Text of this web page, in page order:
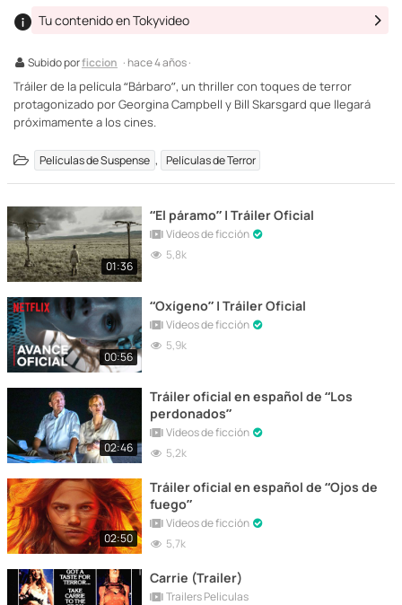
Subido porficcion · hace 4 años ·
Tu contenido en Tokyvideo
Tráiler de la película “Bárbaro”, un thriller con toques de terror
protagonizado por Georgina Campbell y Bill Skarsgard que llegará
próximamente a los cines.
Películas de Suspense , Películas de Terror
01:36
“El páramo” | Tráiler Oficial
Vídeos de ficción
5,8k
00:56
“Oxígeno” | Tráiler Oficial
Vídeos de ficción
5,9k
02:46
Tráiler oficial en español de “Los
perdonados”
Vídeos de ficción
5,2k
02:50
Tráiler oficial en español de “Ojos de
fuego”
Vídeos de ficción
5,7k
Carrie (Trailer)
Trailers Peliculas